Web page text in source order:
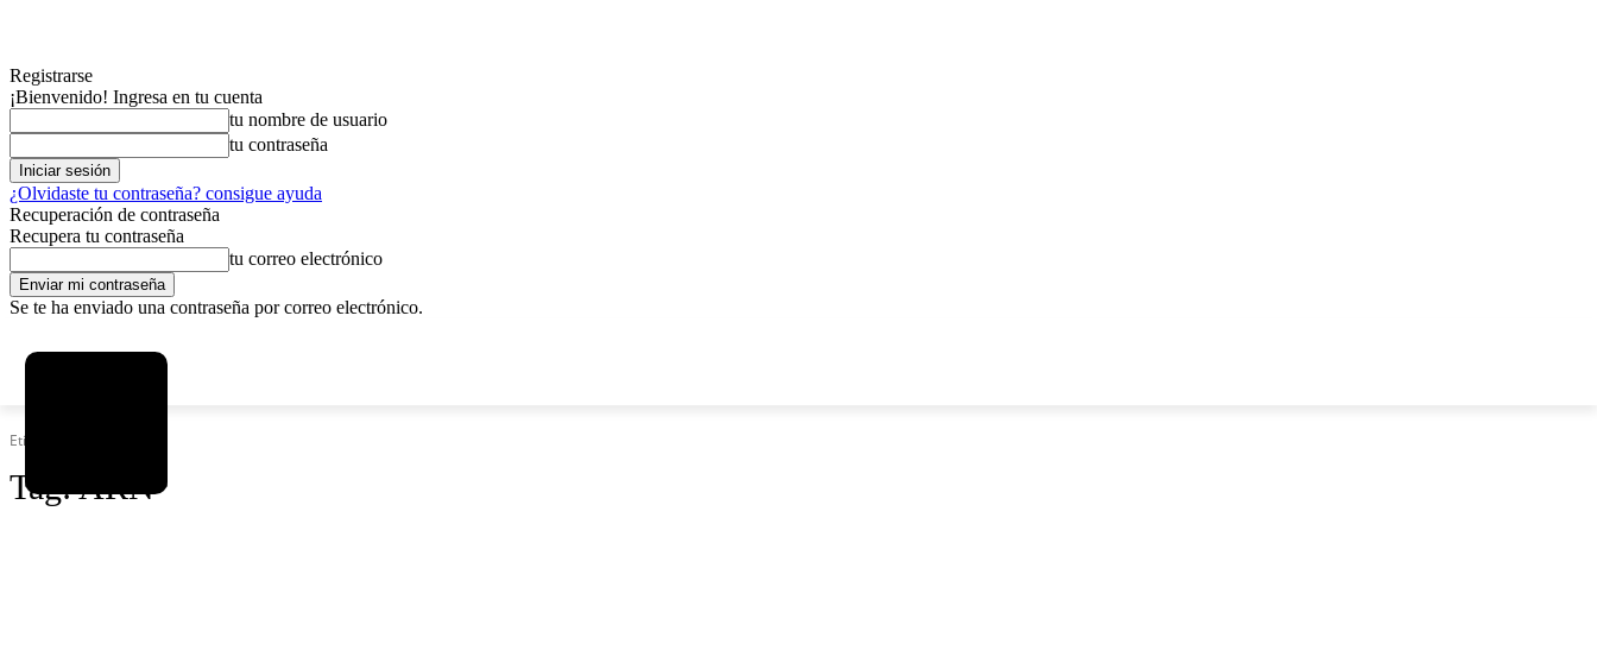
Registrarse
¡Bienvenido! Ingresa en tu cuenta
tu nombre de usuario
tu contraseña
¿Olvidaste tu contraseña? consigue ayuda
Recuperación de contraseña
Recupera tu contraseña
tu correo electrónico
Se te ha enviado una contraseña por correo electrónico.
Etiquetas
Tag:ARN